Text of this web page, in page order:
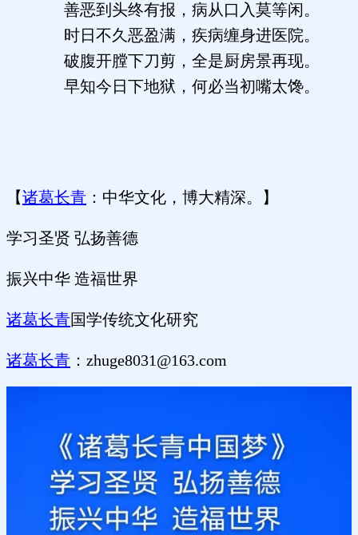
善恶到头终有报，病从口入莫等闲。
时日不久恶盈满，疾病缠身进医院。
破腹开膛下刀剪，全是厨房景再现。
早知今日下地狱，何必当初嘴太馋。
【诸葛长青 ：中华文化，博大精深。】
学习圣贤 弘扬善德
振兴中华 造福世界
诸葛长青国学传统文化研究
诸葛长青 ： zhuge8031@163.com